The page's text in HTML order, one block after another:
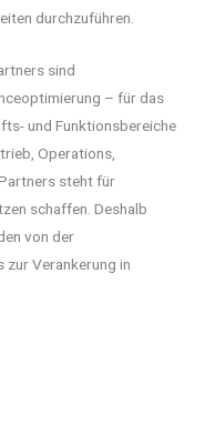
durchzuführen.
sind
– für das
und Funktionsbereiche
Operations,
steht für
schaffen. Deshalb
von der
Verankerung in